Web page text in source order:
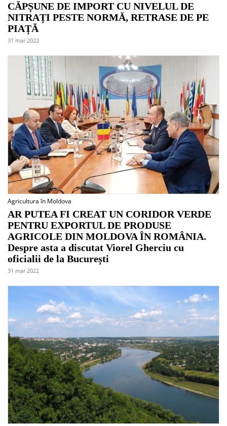
CĂPȘUNE DE IMPORT CU NIVELUL DE
NITRAȚI PESTE NORMĂ, RETRASE DE PE
PIAȚĂ
31 mar 2022
Agricultura în Moldova
AR PUTEA FI CREAT UN CORIDOR VERDE
PENTRU EXPORTUL DE PRODUSE
AGRICOLE DIN MOLDOVA ÎN ROMÂNIA.
Despre asta a discutat Viorel Gherciu cu
oficialii de la București
31 mar 2022